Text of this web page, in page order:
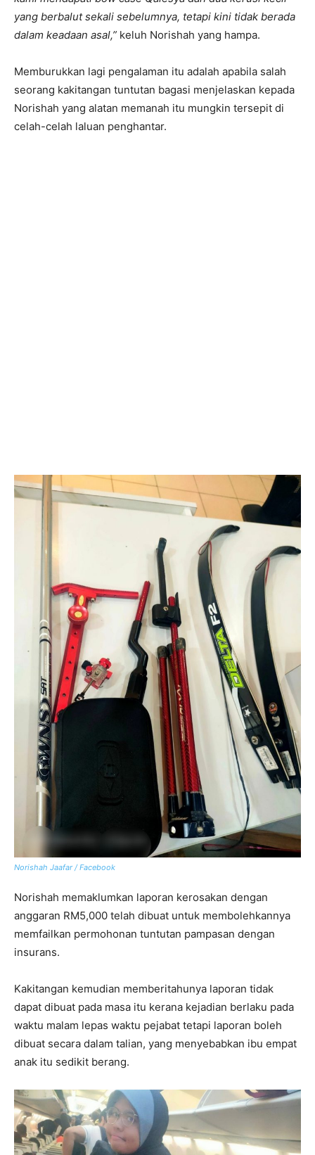
yang berbalut sekali sebelumnya, tetapi kini tidak berada
dalam keadaan asal,” keluh Norishah yang hampa.
Memburukkan lagi pengalaman itu adalah apabila salah
seorang kakitangan tuntutan bagasi menjelaskan kepada
Norishah yang alatan memanah itu mungkin tersepit di
celah-celah laluan penghantar.
Norishah Jaafar / Facebook
Norishah memaklumkan laporan kerosakan dengan
anggaran RM5,000 telah dibuat untuk membolehkannya
memfailkan permohonan tuntutan pampasan dengan
insurans.
Kakitangan kemudian memberitahunya laporan tidak
dapat dibuat pada masa itu kerana kejadian berlaku pada
waktu malam lepas waktu pejabat tetapi laporan boleh
dibuat secara dalam talian, yang menyebabkan ibu empat
anak itu sedikit berang.